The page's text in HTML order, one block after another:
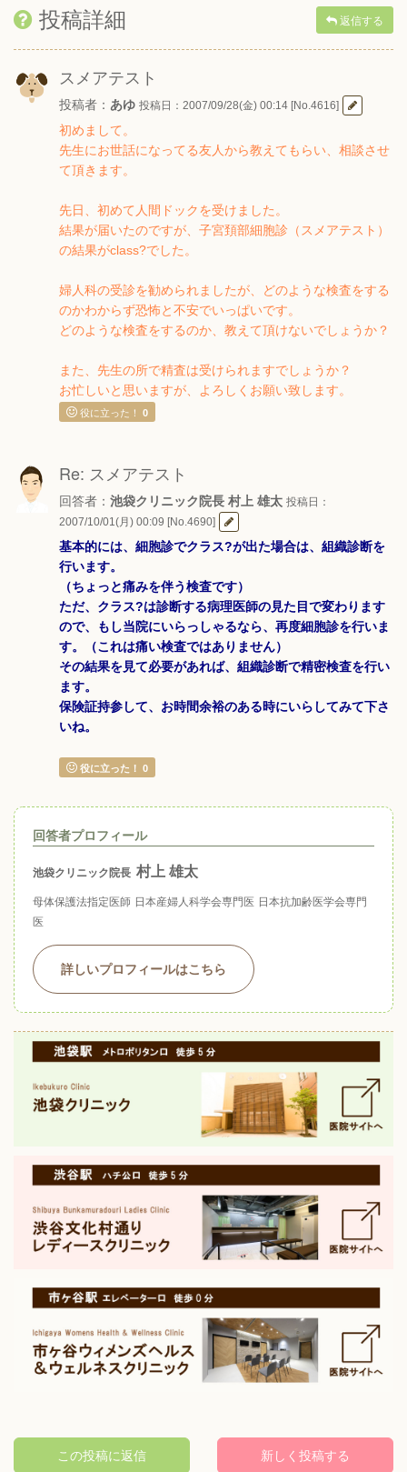
投稿詳細 返信する
スメアテスト
投稿者： あゆ 投稿日：2007/09/28(金) 00:14 [No.4616]
初めまして。
先生にお世話になってる友人から教えてもらい、相談させ
て頂きます。
先日、初めて人間ドックを受けました。
結果が届いたのですが、子宮頚部細胞診（スメアテスト）
の結果がclass?でした。
婦人科の受診を勧められましたが、どのような検査をする
のかわからず恐怖と不安でいっぱいです。
どのような検査をするのか、教えて頂けないでしょうか？
また、先生の所で精査は受けられますでしょうか？
お忙しいと思いますが、よろしくお願い致します。
役に立った！ 0
Re: スメアテスト
回答者： 池袋クリニック院長 村上 雄太 投稿日：
2007/10/01(月) 00:09 [No.4690]
基本的には、細胞診でクラス?が出た場合は、組織診断を
行います。
（ちょっと痛みを伴う検査です）
ただ、クラス?は診断する病理医師の見た目で変わります
ので、もし当院にいらっしゃるなら、再度細胞診を行いま
す。（これは痛い検査ではありません）
その結果を見て必要があれば、組織診断で精密検査を行い
ます。
保険証持参して、お時間余裕のある時にいらしてみて下さ
いね。
役に立った！ 0
回答者プロフィール
池袋クリニック院長 村上 雄太
母体保護法指定医師 日本産婦人科学会専門医 日本抗加齢医学会専門
医
詳しいプロフィールはこちら
この投稿に返信 新しく 投稿する